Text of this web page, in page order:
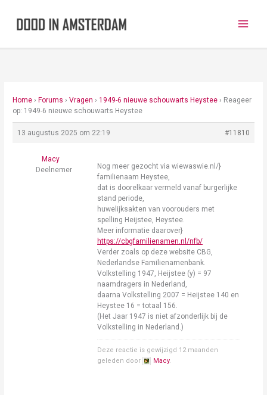
Home › Forums › Vragen › 1949-6 nieuwe schouwarts Heystee › Reageer
op: 1949-6 nieuwe schouwarts Heystee
13 augustus 2025 om 22:19 #11810
Macy
Deelnemer
Nog meer gezocht via wiewaswie.nl/}
familienaam Heystee,
dat is doorelkaar vermeld vanaf burgerlijke
stand periode,
huwelijksakten van voorouders met
spelling Heijstee, Heystee.
Meer informatie daarover}
https://cbgfamilienamen.nl/nfb/
Verder zoals op deze website CBG,
Nederlandse Familienamenbank.
Volkstelling 1947, Heijstee (y) = 97
naamdragers in Nederland,
daarna Volkstelling 2007 = Heijstee 140 en
Heystee 16 = totaal 156.
(Het Jaar 1947 is niet afzonderlijk bij de
Volkstelling in Nederland.)
Deze reactie is gewijzigd 12 maanden
geleden door
Macy.